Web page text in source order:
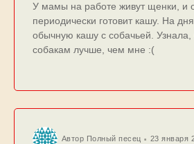
У мамы на работе живут щенки, и
периодически готовит кашу. На
обычную кашу с собачьей. Узнала,
собакам лучше, чем мне :(
Автор Полный песец 23 января